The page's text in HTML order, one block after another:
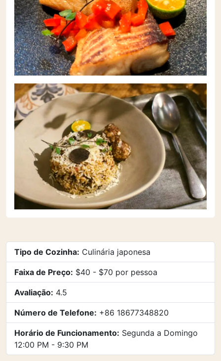
Tipo de Cozinha: Culinária japonesa
Faixa de Preço: $40 - $70 por pessoa
Avaliação: 4.5
Número de Telefone: +86 18677348820
Horário de Funcionamento: Segunda a Domingo
12:00 PM - 9:30 PM